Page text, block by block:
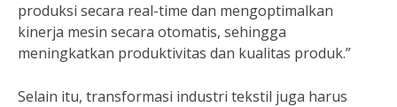
produksi secara real-time dan mengoptimalkan
kinerja mesin secara otomatis, sehingga
meningkatkan produktivitas dan kualitas produk.”
Selain itu, transformasi industri tekstil juga harus